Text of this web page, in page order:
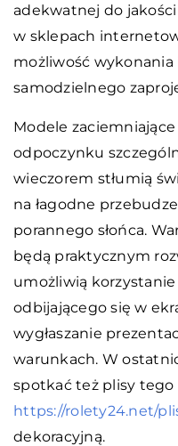
adekwatnej do
w sklepach
możliwość
samodzielnego
Modele
odpoczynku
wieczorem stłumią
na łagodne
porannego słońca.
będą praktycznym
umożliwią
odbijającego się w
wygłaszanie
warunkach. W
spotkać też plisy tego
https://rolety24.net/
dekoracyjną.